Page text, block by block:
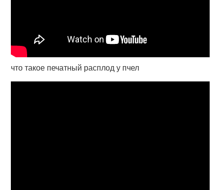
что такое печатный расплод у пчел